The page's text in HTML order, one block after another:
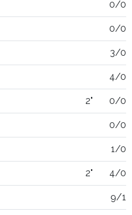
0/0
0/0
3/0
4/0
2" 0/0
0/0
1/0
2" 4/0
9/1